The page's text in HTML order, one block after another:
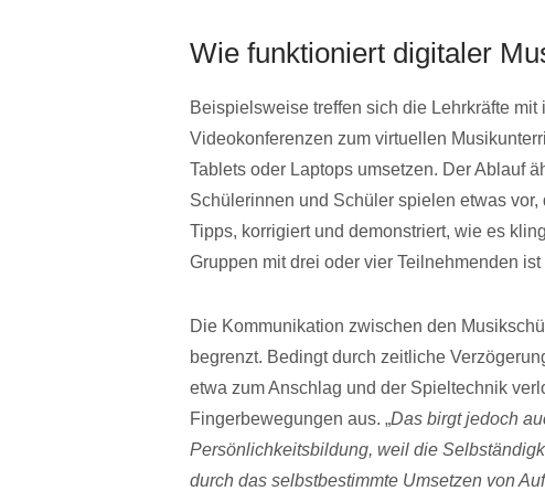
Wie funktioniert digitaler
Beispielsweise treffen sich die Lehrkräfte
Videokonferenzen zum virtuellen
Tablets oder Laptops umsetzen. Der Ablauf
Schülerinnen und Schüler spielen etwas
Tipps, korrigiert und demonstriert, wie es
Gruppen mit drei oder vier Teilnehmenden
Die Kommunikation zwischen den
begrenzt. Bedingt durch zeitliche
etwa zum Anschlag und der Spieltechnik
Fingerbewegungen aus. „Das birgt jedoch
Persönlichkeitsbildung, weil die
durch das selbstbestimmte Umsetzen von